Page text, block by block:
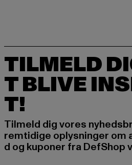
TILMELD
T BLIVE
T!
Tilmeld dig vores
remtidige oplysninger om
d og kuponer fra DefShop